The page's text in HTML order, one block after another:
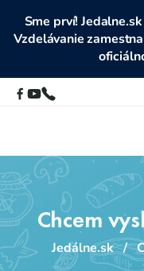
Sme prví!
Vzdelávanie
Chcem
Jedálne.sk /